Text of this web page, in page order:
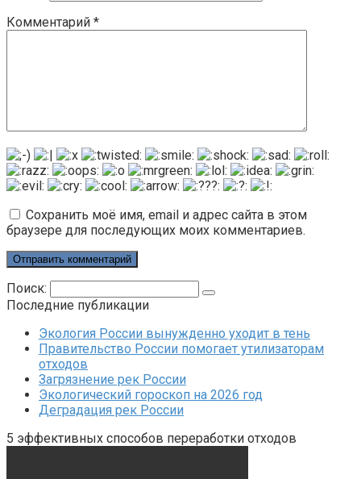
Комментарий *
Сохранить моё имя, email и адрес сайта в этом
браузере для последующих моих комментариев.
Поиск:
Последние публикации
Экология России вынужденно уходит в тень
Правительство России помогает утилизаторам
отходов
Загрязнение рек России
Экологический гороскоп на 2026 год
Деградация рек России
5 эффективных способов переработки отходов